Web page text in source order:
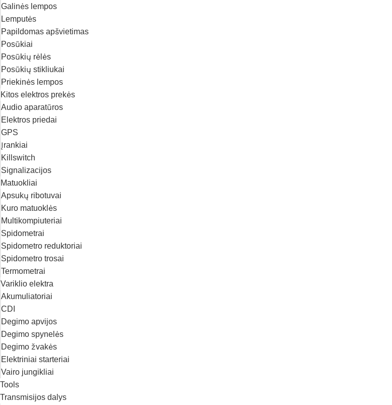
Galinės lempos
Lemputės
Papildomas apšvietimas
Posūkiai
Posūkių rėlės
Posūkių stikliukai
Priekinės lempos
Kitos elektros prekės
Audio aparatūros
Elektros priedai
GPS
Įrankiai
Killswitch
Signalizacijos
Matuokliai
Apsukų ribotuvai
Kuro matuoklės
Multikompiuteriai
Spidometrai
Spidometro reduktoriai
Spidometro trosai
Termometrai
Variklio elektra
Akumuliatoriai
CDI
Degimo apvijos
Degimo spynelės
Degimo žvakės
Elektriniai starteriai
Vairo jungikliai
Tools
Transmisijos dalys